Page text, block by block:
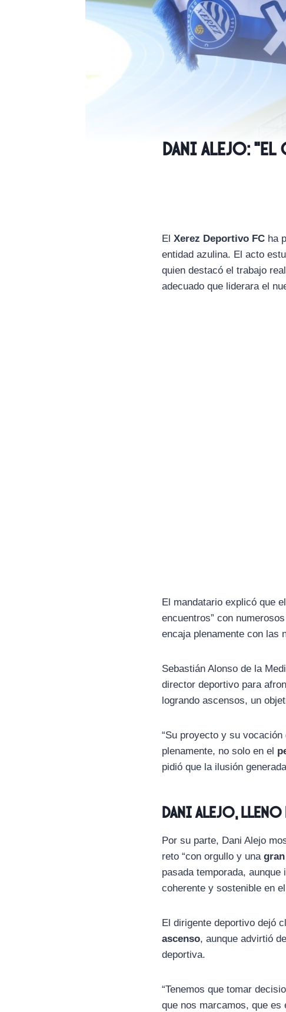
Dani Alejo: “El
El Xerez Deportivo FC ha
entidad azulina. El acto
quien destacó el trabajo
adecuado que liderara el
El mandatario explicó que
encuentros” con
encaja plenamente con las
Sebastián Alonso de la
director deportivo para
logrando ascensos, un
“Su proyecto y su
plenamente, no solo en el
pidió que la ilusión
Dani Alejo,
Por su parte, Dani Alejo
reto “con orgullo y una
pasada temporada,
coherente y sostenible en
El dirigente deportivo dejó
ascenso, aunque advirtió
deportiva.
“Tenemos que tomar
que nos marcamos, que es